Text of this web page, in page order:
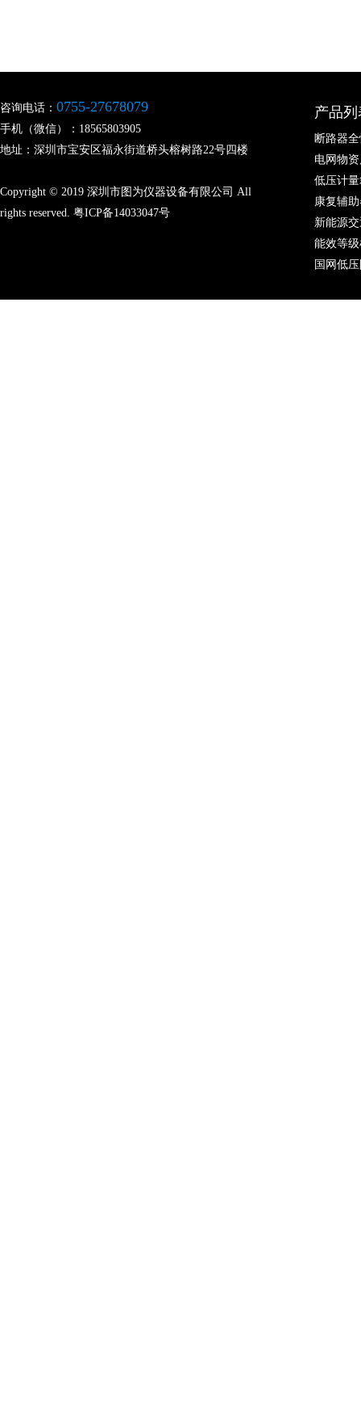
咨询电话： 0755-27678079
手机（微信）：18565803905
地址：深圳市宝安区福永街道桥头榕树路22号四楼
Copyright © 2019 深圳市图为仪器设备有限公司 All
rights reserved. 粤ICP备14033047号
产品列
断路器
电网物
低压计
康复辅
新能源
能效等
国网低